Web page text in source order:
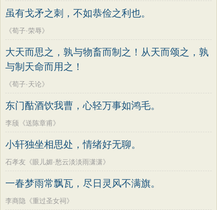
虽有戈矛之刺，不如恭俭之利也。
《荀子·荣辱》
大天而思之，孰与物畜而制之！从天而颂之，孰
与制天命而用之！
《荀子·天论》
东门酤酒饮我曹，心轻万事如鸿毛。
李颀《送陈章甫》
小轩独坐相思处，情绪好无聊。
石孝友《眼儿媚·愁云淡淡雨潇潇》
一春梦雨常飘瓦，尽日灵风不满旗。
李商隐《重过圣女祠》